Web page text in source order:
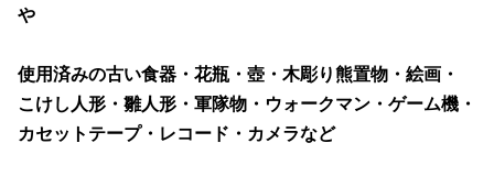
や
使用済みの古い食器・花瓶・壺・木彫り熊置物・絵画・
こけし人形・雛人形・軍隊物・ウォークマン・ゲーム機・
カセットテープ・レコード・カメラなど